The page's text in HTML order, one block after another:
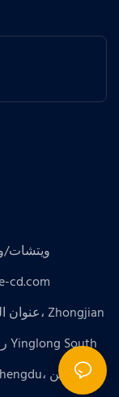
ويتشات/واتساب:
cd.com
Road 1، منطقة Gaoxin، Chengdu، الصين